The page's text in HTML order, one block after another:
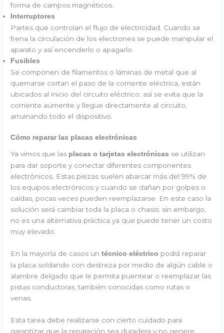
forma de campos magnéticos.
Interruptores
Partes que controlan el flujo de electricidad. Cuando se
frena la circulación de los electrones se puede manipular el
aparato y así encenderlo o apagarlo.
Fusibles
Se componen de filamentos o láminas de metal que al
quemarse cortan el paso de la corriente eléctrica, están
ubicados al inicio del circuito eléctrico; así se evita que la
corriente aumente y llegue directamente al circuito,
arruinando todo el dispositivo.
Cómo reparar las placas electrónicas
Ya vimos que las placas o tarjetas electrónicas se utilizan
para dar soporte y conectar diferentes componentes
electrónicos. Estas piezas suelen abarcar más del 99% de
los equipos electrónicos y cuando se dañan por golpes o
caídas, pocas veces pueden reemplazarse. En este caso la
solución será cambiar toda la placa o chasis; sin embargo,
no es una alternativa práctica ya que puede tener un costo
muy elevado.
En la mayoría de casos untécnico eléctrico podrá reparar
la placa soldando con destreza por medio de algún cable o
alambre delgado que le permita puentear o reemplazar las
pistas conductoras, también conocidas como rutas o
venas.
Esta tarea debe realizarse con cierto cuidado para
garantizar que la reparación sea duradera y no genere